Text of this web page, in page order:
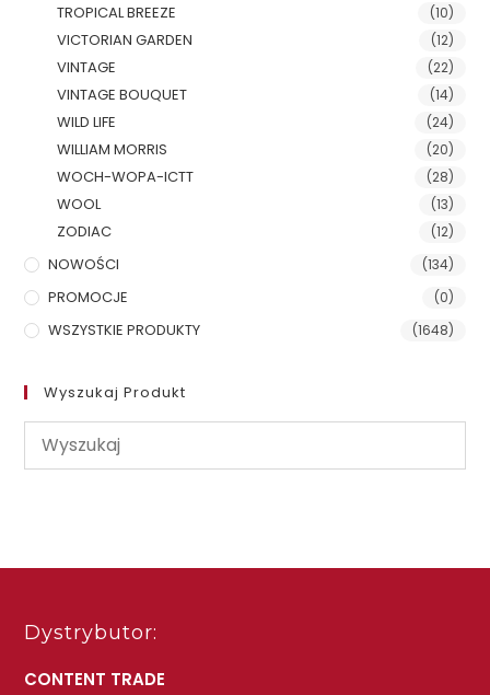
TROPICAL BREEZE (10)
VICTORIAN GARDEN (12)
VINTAGE (22)
VINTAGE BOUQUET (14)
WILD LIFE (24)
WILLIAM MORRIS (20)
WOCH-WOPA-ICTT (28)
WOOL (13)
ZODIAC (12)
NOWOŚCI (134)
PROMOCJE (0)
WSZYSTKIE PRODUKTY (1648)
Wyszukaj Produkt
Dystrybutor:
CONTENT TRADE